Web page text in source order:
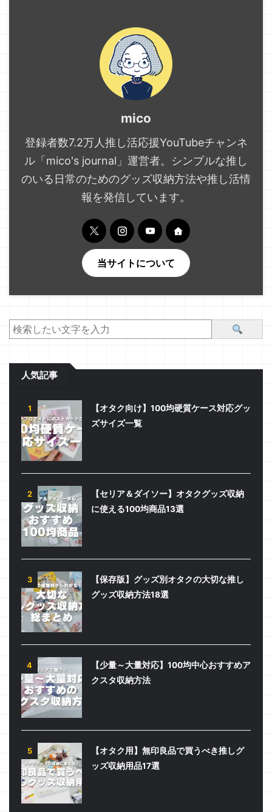
mico
登録者数7.2万人推し活応援YouTubeチャンネ
ル「mico's journal」運営者。シンプルな推し
のいる日常のためのグッズ収納方法や推し活情
報を発信しています。
当サイトについて
人気記事
1
【オタク向け】100均硬質ケース対応グッ
ズサイズ一覧
2
【セリア＆ダイソー】オタクグッズ収納
に使える100均商品13選
3
【保存版】グッズ別オタクの大切な推し
グッズ収納方法18選
4
【少量～大量対応】100均中心おすすめア
クスタ収納方法
5
【オタク用】無印良品で買うべき推しグ
ッズ収納用品17選